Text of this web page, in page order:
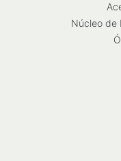
Núcleo de